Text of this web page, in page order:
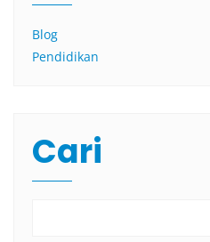
Blog
Pendidikan
Cari